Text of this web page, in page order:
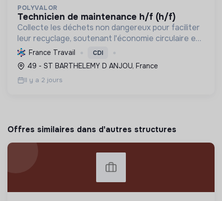
POLYVALOR
technicien de maintenance h/f (h/f)
Collecte les déchets non dangereux pour faciliter
leur recyclage, soutenant l'économie circulaire et
la réduction de l'empreinte environnementale via
une gestion efficace et des équipements
performant...
France Travail CDI
49 - ST BARTHELEMY D ANJOU, France
Il y a 2 jours
Offres similaires dans d'autres structures